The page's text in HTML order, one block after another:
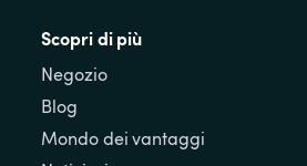
Scopri di più
Negozio
Blog
Mondo dei vantaggi